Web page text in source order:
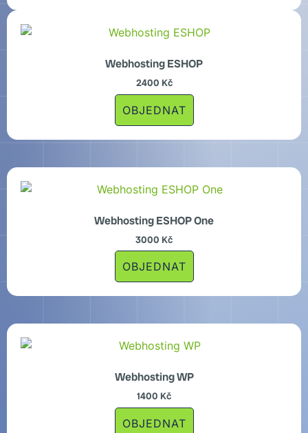
Webhosting ESHOP
2400 Kč
OBJEDNAT
Webhosting ESHOP One
3000 Kč
OBJEDNAT
Webhosting WP
1400 Kč
OBJEDNAT